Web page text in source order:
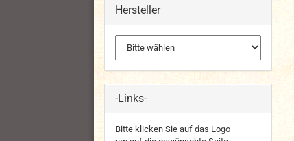
Hersteller
-Links-
Bitte klicken Sie auf das Logo